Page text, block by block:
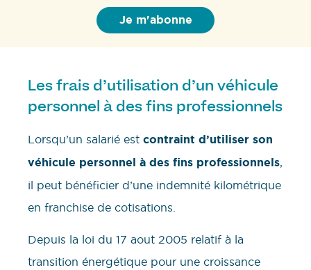
Les frais d’utilisation d’un véhicule
personnel à des fins professionnels
Lorsqu’un salarié est contraint d’utiliser son
véhicule personnel à des fins professionnels,
il peut bénéficier d’une indemnité kilométrique
en franchise de cotisations.
Depuis la loi du 17 aout 2005 relatif à la
transition énergétique pour une croissance